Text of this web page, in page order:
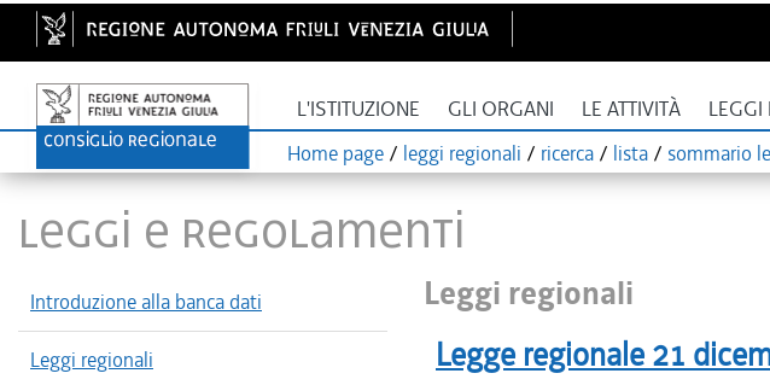
L'ISTITUZIONE GLI ORGANI LE ATTIVITÀ LEGGI
Home page / leggi regionali / ricerca / lista / sommario
LEGGI E REGOLAMENTI
Introduzione alla banca dati
Leggi regionali
Leggi regionali
Legge regionale 21